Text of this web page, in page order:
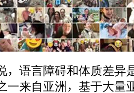
，语言障碍和体质差异
一来自亚洲，基于大量